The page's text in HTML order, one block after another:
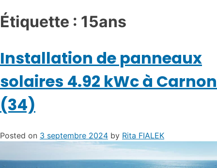
Étiquette : 15ans
Installation de panneaux
solaires 4.92 kWc à Carnon
(34)
Posted on 3 septembre 2024 by Rita FIALEK